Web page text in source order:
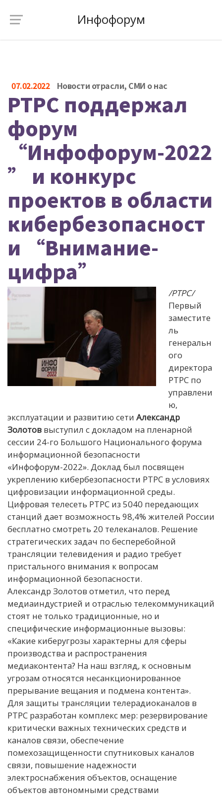
Инфофорум
07.02.2022 Новости отрасли, СМИ о нас
РТРС поддержал
форум
“Инфофорум-2022
” и конкурс
проектов в области
кибербезопасност
и “Внимание-
цифра”
/РТРС/
Первый
заместите
ль
генеральн
ого
директора
РТРС по
управлени
ю,
эксплуатации и развитию сети Александр
Золотов выступил с докладом на пленарной
сессии 24-го Большого Национального форума
информационной безопасности
«Инфофорум-2022». Доклад был посвящен
укреплению кибербезопасности РТРС в условиях
цифровизации информационной среды.
Цифровая телесеть РТРС из 5040 передающих
станций дает возможность 98,4% жителей России
бесплатно смотреть 20 телеканалов. Решение
стратегических задач по бесперебойной
трансляции телевидения и радио требует
пристального внимания к вопросам
информационной безопасности.
Александр Золотов отметил, что перед
медиаиндустрией и отраслью телекоммуникаций
стоят не только традиционные, но и
специфические информационные вызовы:
«Какие киберугрозы характерны для сферы
производства и распространения
медиаконтента? На наш взгляд, к основным
угрозам относятся несанкционированное
прерывание вещания и подмена контента».
Для защиты трансляции телерадиоканалов в
РТРС разработан комплекс мер: резервирование
критически важных технических средств и
каналов связи, обеспечение
помехозащищенности спутниковых каналов
связи, повышение надежности
электроснабжения объектов, оснащение
объектов автономными средствами